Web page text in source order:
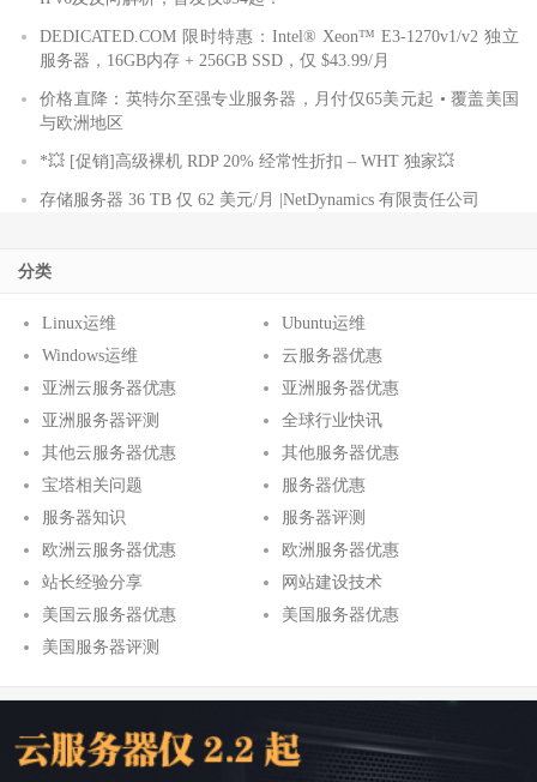
DEDICATED.COM 限时特惠：Intel® Xeon™ E3-1270v1/v2 独立
服务器，16GB内存 + 256GB SSD，仅 $43.99/月
价格直降：英特尔至强专业服务器，月付仅65美元起 • 覆盖美国
与欧洲地区
*💥 [促销]高级裸机 RDP 20% 经常性折扣 – WHT 独家💥
存储服务器 36 TB 仅 62 美元/月 |NetDynamics 有限责任公司
分类
Linux运维
Ubuntu运维
Windows运维
云服务器优惠
亚洲云服务器优惠
亚洲服务器优惠
亚洲服务器评测
全球行业快讯
其他云服务器优惠
其他服务器优惠
宝塔相关问题
服务器优惠
服务器知识
服务器评测
欧洲云服务器优惠
欧洲服务器优惠
站长经验分享
网站建设技术
美国云服务器优惠
美国服务器优惠
美国服务器评测